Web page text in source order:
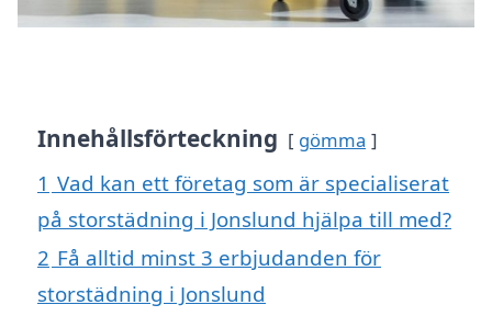
Innehållsförteckning gömma
1 Vad kan ett företag som är specialiserat
på storstädning i Jonslund hjälpa till med?
2 Få alltid minst 3 erbjudanden för
storstädning i Jonslund